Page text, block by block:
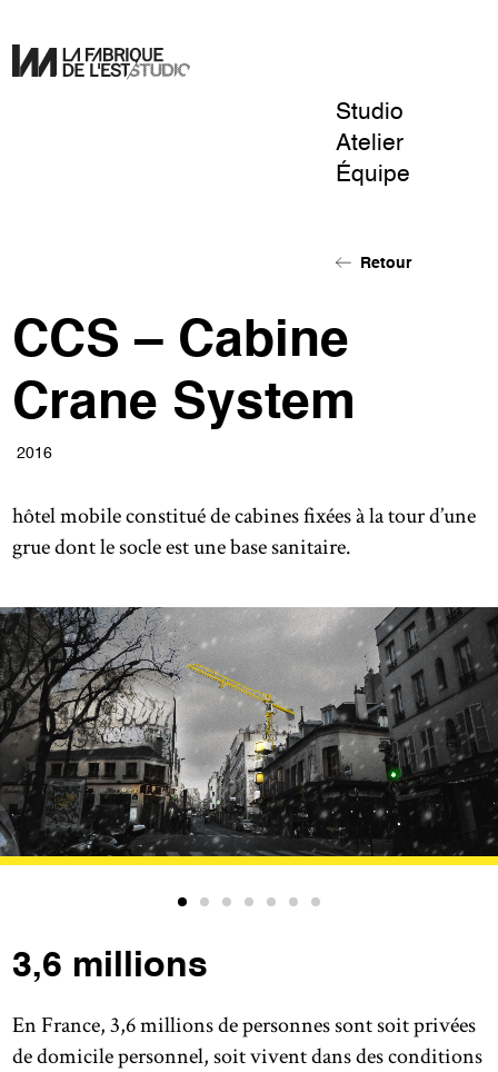
Studio
Atelier
Équipe
Retour
CCS – Cabine
Crane System
2016
hôtel mobile constitué de cabines fixées à la tour d’une
grue dont le socle est une base sanitaire.
3,6 millions
En France, 3,6 millions de personnes sont soit privées
de domicile personnel, soit vivent dans des conditions